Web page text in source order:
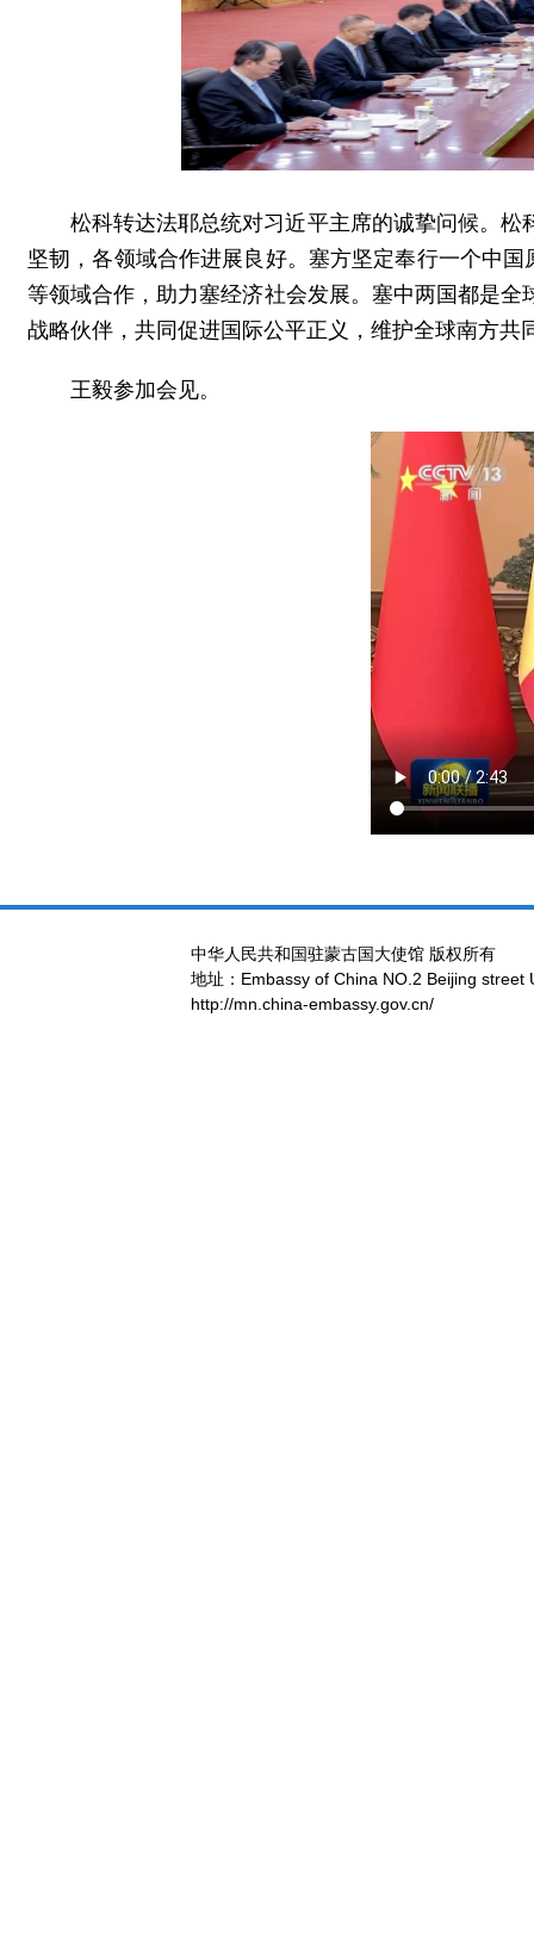
松科转达法耶总统对习近平主席的诚挚问候。
坚韧，各领域合作进展良好。塞方坚定奉行一个中
等领域合作，助力塞经济社会发展。塞中两国都是
战略伙伴，共同促进国际公平正义，维护全球南方共
王毅参加会见。
中华人民共和国驻蒙古国大使馆 版权所有
地址：Embassy of China NO.2 Beijing street
http://mn.china-embassy.gov.cn/